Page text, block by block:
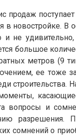
продаж
в новостройке. В
и не
большое
метров (9
ее тоже
вопросы и
разрешения.
сомнений о